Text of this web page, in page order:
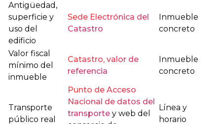
Antigüedad,
superficie y
uso del
edificio
Sede Electrónica del
Catastro
Inmueble
concreto
Valor fiscal
mínimo del
inmueble
Catastro, valor de
referencia
Inmueble
concreto
Transporte
público real
Punto de Acceso
Nacional de datos del
transporte y web del
Línea y
horario